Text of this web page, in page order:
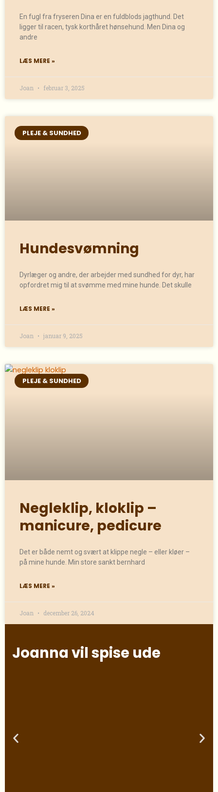
En fugl fra fryseren Dina er en fuldblods jagthund. Det
ligger til racen, tysk korthåret hønsehund. Men Dina og
andre
LÆS MERE »
Joan februar 3, 2025
PLEJE & SUNDHED
Hundesvømning
Dyrlæger og andre, der arbejder med sundhed for dyr, har
opfordret mig til at svømme med mine hunde. Det skulle
LÆS MERE »
Joan januar 9, 2025
PLEJE & SUNDHED
Negleklip, kloklip –
manicure, pedicure
Det er både nemt og svært at klippe negle – eller kløer –
på mine hunde. Min store sankt bernhard
LÆS MERE »
Joan december 26, 2024
Joanna vil spise ude